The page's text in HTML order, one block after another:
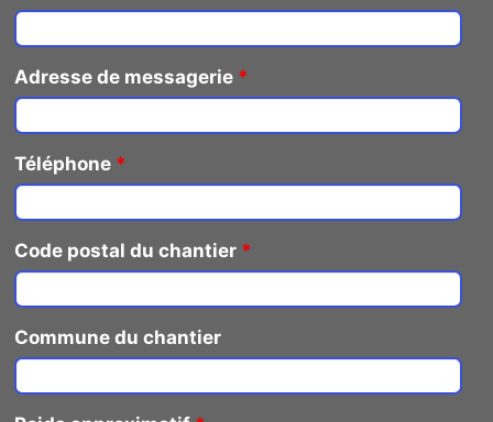
Adresse de messagerie *
Téléphone *
Code postal du chantier *
Commune du chantier